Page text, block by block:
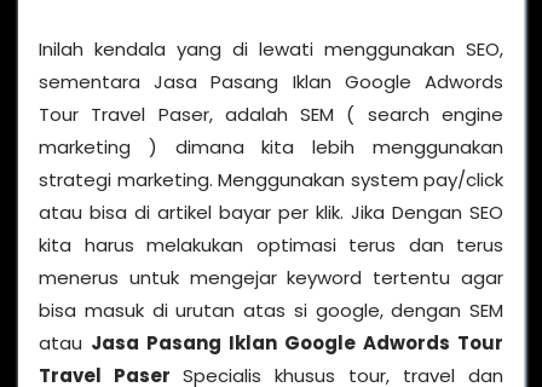
Inilah kendala yang di lewati menggunakan SEO,
sementara Jasa Pasang Iklan Google Adwords
Tour Travel Paser, adalah SEM ( search engine
marketing ) dimana kita lebih menggunakan
strategi marketing. Menggunakan system pay/click
atau bisa di artikel bayar per klik. Jika Dengan SEO
kita harus melakukan optimasi terus dan terus
menerus untuk mengejar keyword tertentu agar
bisa masuk di urutan atas si google, dengan SEM
atau Jasa Pasang Iklan Google Adwords Tour
Travel Paser Specialis khusus tour, travel dan